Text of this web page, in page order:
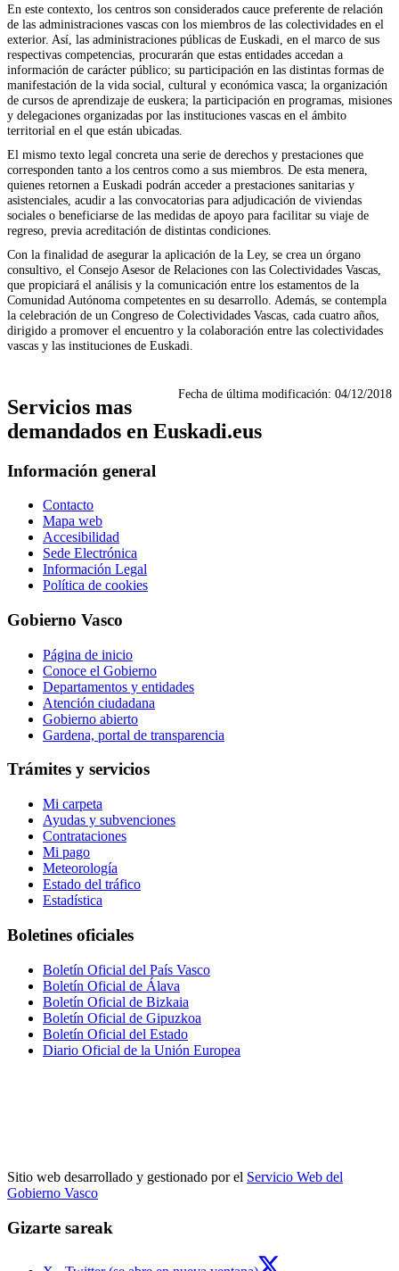
En este contexto, los centros son considerados cauce preferente de relación
de las administraciones vascas con los miembros de las colectividades en el
exterior. Así, las administraciones públicas de Euskadi, en el marco de sus
respectivas competencias, procurarán que estas entidades accedan a
información de carácter público; su participación en las distintas formas de
manifestación de la vida social, cultural y económica vasca; la organización
de cursos de aprendizaje de euskera; la participación en programas, misiones
y delegaciones organizadas por las instituciones vascas en el ámbito
territorial en el que están ubicadas.
El mismo texto legal concreta una serie de derechos y prestaciones que
corresponden tanto a los centros como a sus miembros. De esta menera,
quienes retornen a Euskadi podrán acceder a prestaciones sanitarias y
asistenciales, acudir a las convocatorias para adjudicación de viviendas
sociales o beneficiarse de las medidas de apoyo para facilitar su viaje de
regreso, previa acreditación de distintas condiciones.
Con la finalidad de asegurar la aplicación de la Ley, se crea un órgano
consultivo, el Consejo Asesor de Relaciones con las Colectividades Vascas,
que propiciará el análisis y la comunicación entre los estamentos de la
Comunidad Autónoma competentes en su desarrollo. Además, se contempla
la celebración de un Congreso de Colectividades Vascas, cada cuatro años,
dirigido a promover el encuentro y la colaboración entre las colectividades
vascas y las instituciones de Euskadi.
Fecha de última modificación: 04/12/2018
Servicios mas
demandados en Euskadi.eus
Información general
Contacto
Mapa web
Accesibilidad
Sede Electrónica
Información Legal
Política de cookies
Gobierno Vasco
Página de inicio
Conoce el Gobierno
Departamentos y entidades
Atención ciudadana
Gobierno abierto
Gardena, portal de transparencia
Trámites y servicios
Mi carpeta
Ayudas y subvenciones
Contrataciones
Mi pago
Meteorología
Estado del tráfico
Estadística
Boletines oficiales
Boletín Oficial del País Vasco
Boletín Oficial de Álava
Boletín Oficial de Bizkaia
Boletín Oficial de Gipuzkoa
Boletín Oficial del Estado
Diario Oficial de la Unión Europea
Sitio web desarrollado y gestionado por el Servicio Web del
Gobierno Vasco
Gizarte sareak